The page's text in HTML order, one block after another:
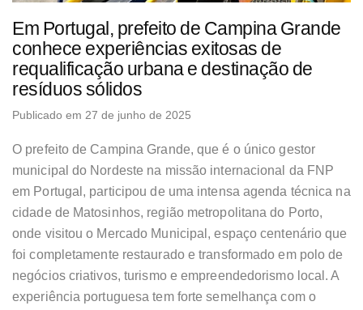
Em Portugal, prefeito de Campina Grande
conhece experiências exitosas de
requalificação urbana e destinação de
resíduos sólidos
Publicado em 27 de junho de 2025
O prefeito de Campina Grande, que é o único gestor
municipal do Nordeste na missão internacional da FNP
em Portugal, participou de uma intensa agenda técnica na
cidade de Matosinhos, região metropolitana do Porto,
onde visitou o Mercado Municipal, espaço centenário que
foi completamente restaurado e transformado em polo de
negócios criativos, turismo e empreendedorismo local. A
experiência portuguesa tem forte semelhança com o